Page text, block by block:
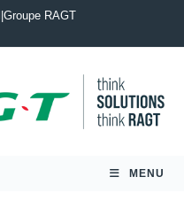
Groupe RAGT
MENU